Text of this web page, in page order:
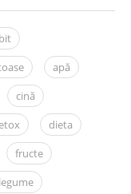
apă
cină
dieta
fructe
legume